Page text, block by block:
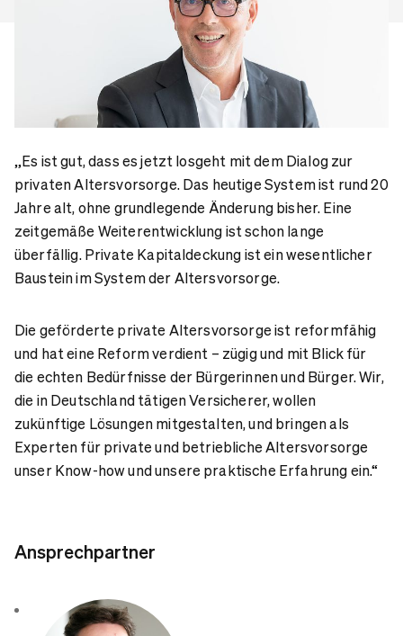
„Es ist gut, dass es jetzt losgeht mit dem Dialog zur
privaten Altersvorsorge. Das heutige System ist rund 20
Jahre alt, ohne grundlegende Änderung bisher. Eine
zeitgemäße Weiterentwicklung ist schon lange
überfällig. Private Kapitaldeckung ist ein wesentlicher
Baustein im System der Altersvorsorge.
Die geförderte private Altersvorsorge ist reformfähig
und hat eine Reform verdient – zügig und mit Blick für
die echten Bedürfnisse der Bürgerinnen und Bürger. Wir,
die in Deutschland tätigen Versicherer, wollen
zukünftige Lösungen mitgestalten, und bringen als
Experten für private und betriebliche Altersvorsorge
unser Know-how und unsere praktische Erfahrung ein.“
Ansprechpartner